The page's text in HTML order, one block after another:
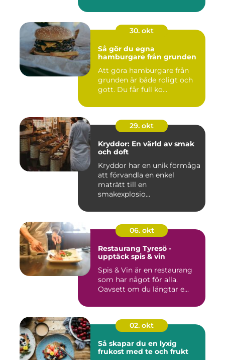
30. okt
Så gör du egna
hamburgare från grunden
Att göra hamburgare från
grunden är både roligt och
gott. Du får full ko...
29. okt
Kryddor: En värld av smak
och doft
Kryddor har en unik förmåga
att förvandla en enkel
maträtt till en
smakexplosio...
06. okt
Restaurang Tyresö -
upptäck spis & vin
Spis & Vin är en restaurang
som har något för alla.
Oavsett om du längtar e...
02. okt
Så skapar du en lyxig
frukost med te och frukt